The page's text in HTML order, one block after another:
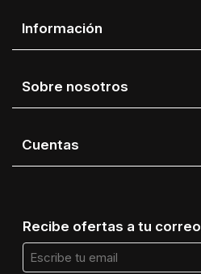
Información
Sobre nosotros
Cuentas
Recibe ofertas a tu correo